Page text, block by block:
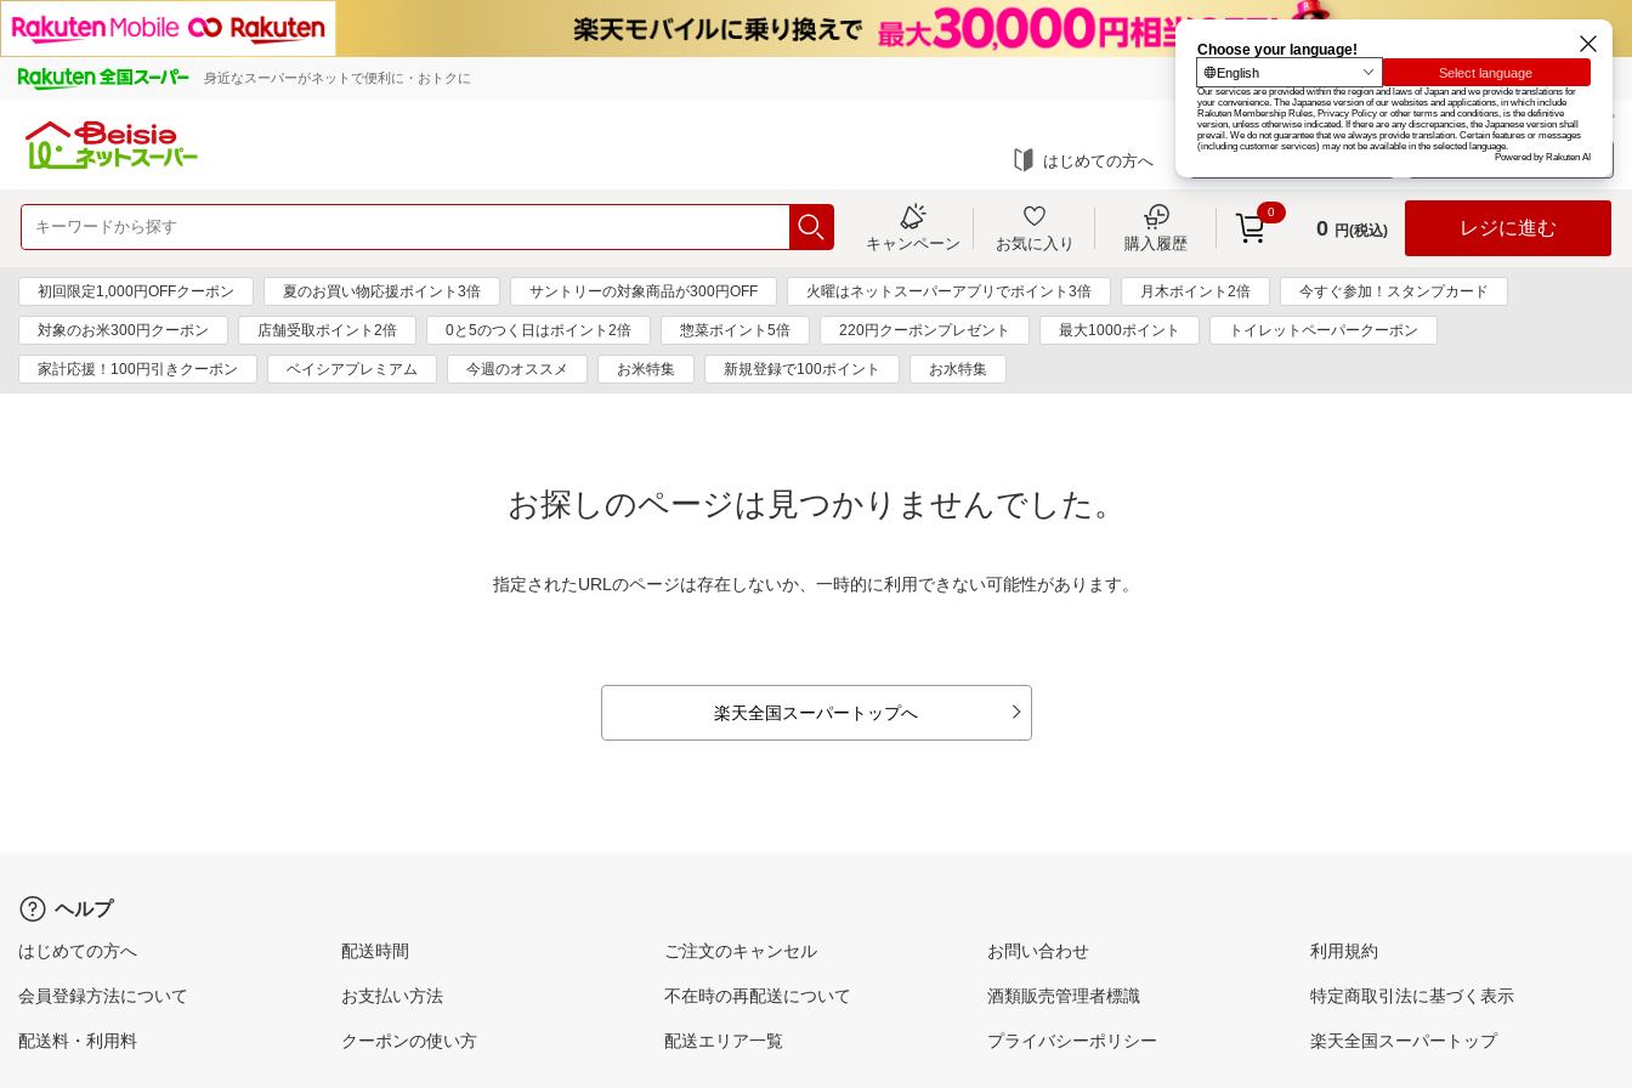
身近なスーパーがネットで便利に・おトクに 楽天グループ カード
お知らせ ヘルプ
はじめての方へ ログイン
キャンペーン お気に入り 購入履歴
0
0 円(税込) レジに進む
初回限定1,000円OFFクーポン 夏のお買い物応援ポイント3倍 サントリーの対象商品が300円OFF 火曜はネットスーパーアプリでポイント3倍 月木ポイント2倍 今すぐ参加！スタンプカード
対象のお米300円クーポン 店舗受取ポイント2倍 0と5のつく日はポイント2倍 惣菜ポイント5倍 220円クーポンプレゼント 最大1000ポイント トイレットペーパークーポン
家計応援！100円引きクーポン ベイシアプレミアム 今週のオススメ お米特集 新規登録で100ポイント お水特集
お探しのページは見つかりませんでした。
指定されたURLのページは存在しないか、一時的に利用できない可能性があります。
楽天全国スーパートップへ
ヘルプ
はじめての方へ
会員登録方法について
配送料・利用料
配送時間
お支払い方法
クーポンの使い方
ご注文のキャンセル
不在時の再配送について
配送エリア一覧
お問い合わせ
酒類販売管理者標識
プライバシーポリシー
利用規約
特定商取引法に基づく表示
楽天全国スーパートップ